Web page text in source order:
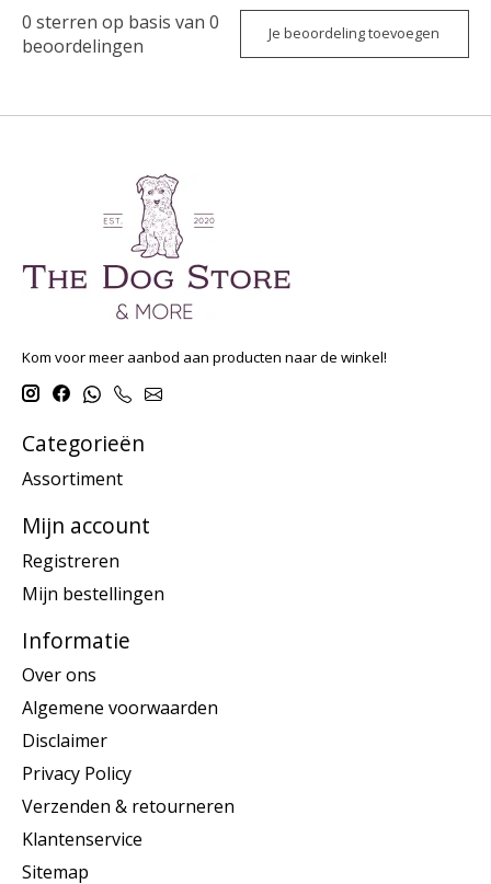
0 sterren op basis van 0
beoordelingen
Je beoordeling toevoegen
Kom voor meer aanbod aan producten naar de winkel!
Categorieën
Assortiment
Mijn account
Registreren
Mijn bestellingen
Informatie
Over ons
Algemene voorwaarden
Disclaimer
Privacy Policy
Verzenden & retourneren
Klantenservice
Sitemap